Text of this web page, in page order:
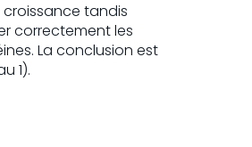
tandis
correctement les
La conclusion est
1).